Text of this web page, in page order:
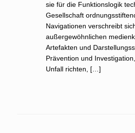
sie für die Funktionslogik
Gesellschaft
Navigationen verschreibt
außergewöhnlichen
Artefakten und
Prävention und
Unfall richten, […]